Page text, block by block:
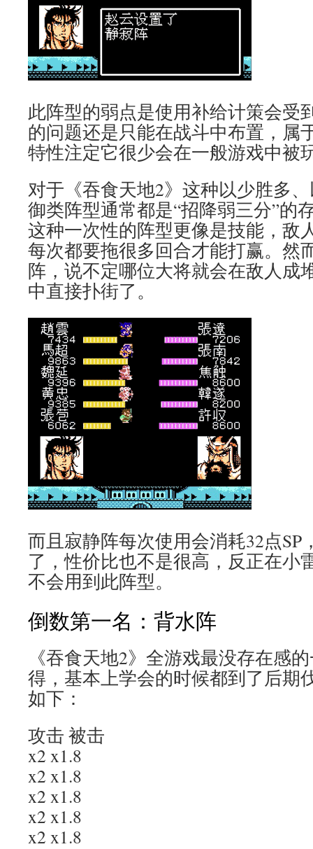
此阵型的弱点是使用补给计策会受
的问题还是只能在战斗中布置，属
特性注定它很少会在一般游戏中被
对于《吞食天地2》这种以少胜多
御类阵型通常都是“招降弱三分”的
这种一次性的阵型更像是技能，敌
每次都要拖很多回合才能打赢。然
阵，说不定哪位大将就会在敌人成
中直接扑街了。
而且寂静阵每次使用会消耗32点SP
了，性价比也不是很高，反正在小
不会用到此阵型。
倒数第一名：背水阵
《吞食天地2》全游戏最没存在感
得，基本上学会的时候都到了后期
如下：
攻击 被击
x2 x1.8
x2 x1.8
x2 x1.8
x2 x1.8
x2 x1.8